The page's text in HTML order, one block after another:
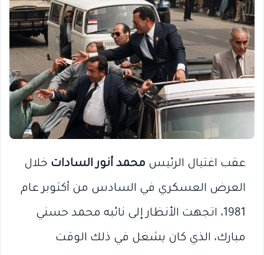
عقب اغتيال الرئيس محمد أنور السادات خلال
العرض العسكري في السادس من أكتوبر عام
1981، اتجهت الأنظار إلى نائبه محمد حسني
مبارك، الذي كان يشغل في ذلك الوقت